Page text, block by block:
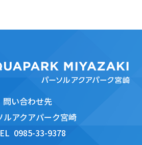
問い合わせ先
ルアクアパーク宮崎
0985-33-9378